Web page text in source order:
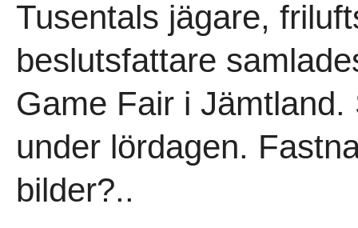
Tusentals jägare,
beslutsfattare
Game Fair i
under lördagen.
bilder?..